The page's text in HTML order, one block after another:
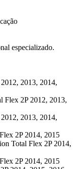
especializado.
2013, 2014,
2P 2012, 2013,
2013, 2014,
2P 2014, 2015
Total Flex 2P 2014,
2P 2014, 2015